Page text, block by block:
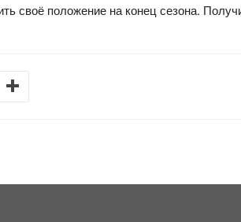
своё положение на конец сезона.